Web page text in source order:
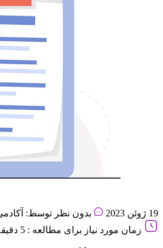
19 ژوئن 2023 بدون نظر توسط:
زمان مورد نیاز برای مطالعه : 5 دقیقه